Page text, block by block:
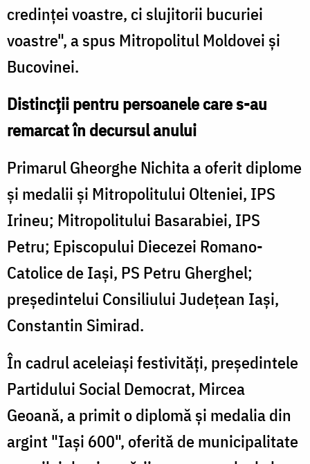
credinţei voastre, ci slujitorii bucuriei
voastre", a spus Mitropolitul Moldovei şi
Bucovinei.
Distincţii pentru persoanele care s-au
remarcat în decursul anului
Primarul Gheorghe Nichita a oferit diplome
şi medalii şi Mitropolitului Olteniei, IPS
Irineu; Mitropolitului Basarabiei, IPS
Petru; Episcopului Diecezei Romano-
Catolice de Iaşi, PS Petru Gherghel;
preşedintelui Consiliului Judeţean Iaşi,
Constantin Simirad.
În cadrul aceleiaşi festivităţi, preşedintele
Partidului Social Democrat, Mircea
Geoană, a primit o diplomă şi medalia din
argint "Iaşi 600", oferită de municipalitate